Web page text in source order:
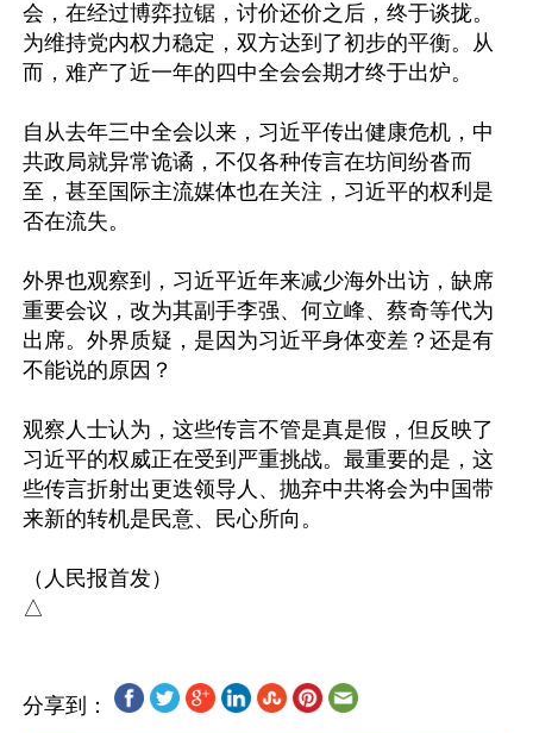
会，在经过博弈拉锯，讨价还价之后，终于谈拢。
为维持党内权力稳定，双方达到了初步的平衡。从
而，难产了近一年的四中全会会期才终于出炉。
自从去年三中全会以来，习近平传出健康危机，中
共政局就异常诡谲，不仅各种传言在坊间纷沓而
至，甚至国际主流媒体也在关注，习近平的权利是
否在流失。
外界也观察到，习近平近年来减少海外出访，缺席
重要会议，改为其副手李强、何立峰、蔡奇等代为
出席。外界质疑，是因为习近平身体变差？还是有
不能说的原因？
观察人士认为，这些传言不管是真是假，但反映了
习近平的权威正在受到严重挑战。最重要的是，这
些传言折射出更迭领导人、抛弃中共将会为中国带
来新的转机是民意、民心所向。
（人民报首发）
分享到：